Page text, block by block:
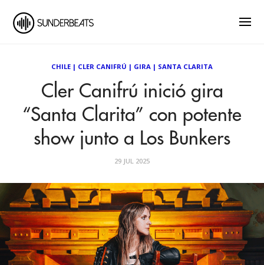
CHILE | CLER CANIFRÚ | GIRA | SANTA CLARITA
Cler Canifrú inició gira
“Santa Clarita” con potente
show junto a Los Bunkers
29 JUL 2025